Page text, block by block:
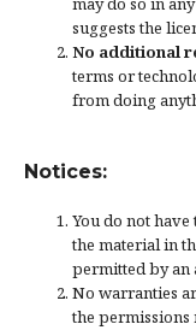
suggests the
No additional
terms or
from doing
Notices:
You do not
the material in
permitted by an
No warranties
the permissions